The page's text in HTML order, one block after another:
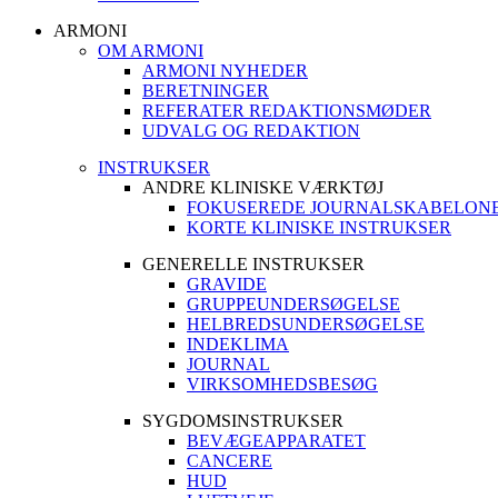
ARMONI
OM ARMONI
ARMONI NYHEDER
BERETNINGER
REFERATER REDAKTIONSMØDER
UDVALG OG REDAKTION
INSTRUKSER
ANDRE KLINISKE VÆRKTØJ
FOKUSEREDE
KORTE KLINISKE INSTRUKSER
GENERELLE INSTRUKSER
GRAVIDE
GRUPPEUNDERSØGELSE
HELBREDSUNDERSØGELSE
INDEKLIMA
JOURNAL
VIRKSOMHEDSBESØG
SYGDOMSINSTRUKSER
BEVÆGEAPPARATET
CANCERE
HUD